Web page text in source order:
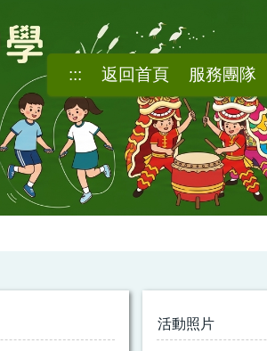
::: 返回首頁 服務團隊
活動照片